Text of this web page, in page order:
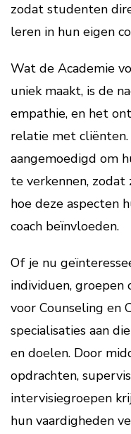
zodat studenten
leren in hun eigen
Wat de Academie
uniek maakt, is de
empathie, en het
relatie met
aangemoedigd om
te verkennen,
hoe deze aspecten
coach beïnvloeden.
Of je nu
individuen, groepen
voor Counseling en
specialisaties aan
en doelen. Door
opdrachten,
intervisiegroepen
hun vaardigheden